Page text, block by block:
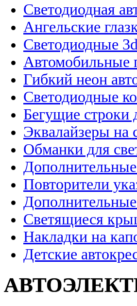
Светодиодная
Ангельские
Светодиодные
Автомобильные
Гибкий неон
Светодиодные
Бегущие строки
Эквалайзеры на
Обманки для
Повторители
Светящиеся
Накладки на
Детские